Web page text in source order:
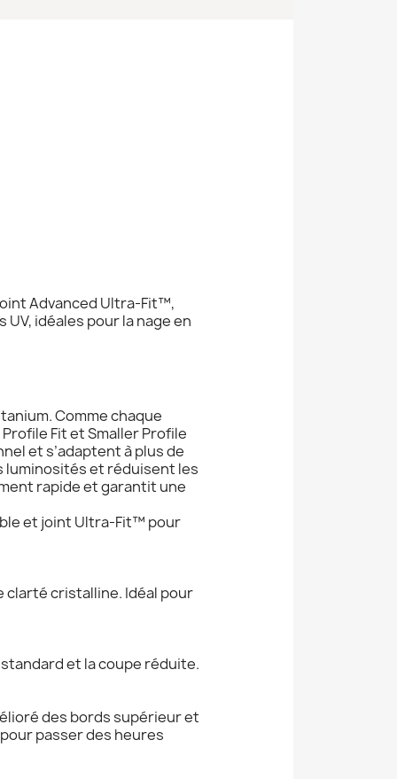
Advanced Ultra-Fit™,
idéales pour la nage en
Comme chaque
Fit et Smaller Profile
et s’adaptent à plus de
luminosités et réduisent les
rapide et garantit une
et joint Ultra-Fit™ pour
clarté cristalline. Idéal pour
et la coupe réduite.
des bords supérieur et
passer des heures